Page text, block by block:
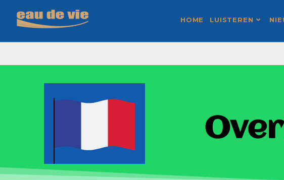
HOME LUISTEREN